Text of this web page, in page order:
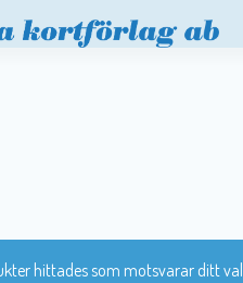
hittades som motsvarar ditt val.